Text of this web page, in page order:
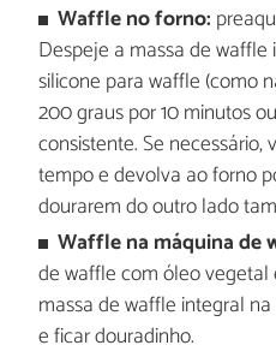
Waffle no forno:
Despeje a massa de
silicone para waffle (como
200 graus por 10 minutos
consistente. Se necessário,
tempo e devolva ao forno
dourarem do outro lado
Waffle na máquina de
de waffle com óleo
massa de waffle integral
e ficar douradinho.